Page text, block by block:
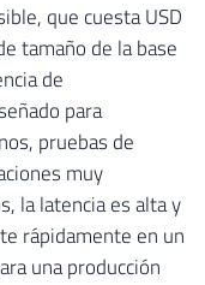
que cuesta USD
tamaño de la base
de
para
pruebas de
muy
la latencia es alta y
rápidamente en un
una producción